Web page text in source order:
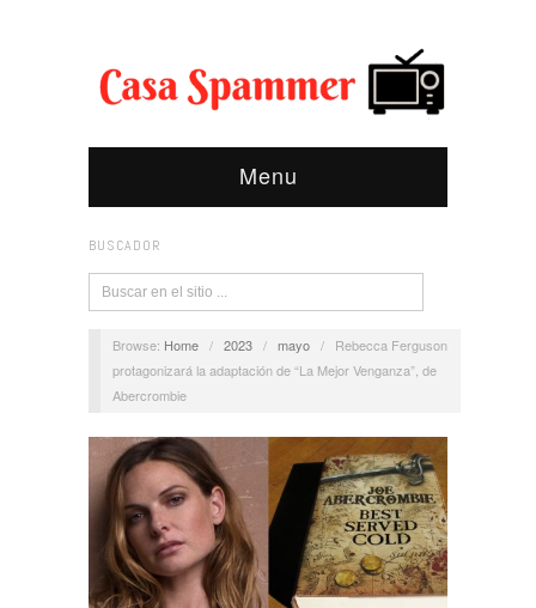
Menu
BUSCADOR
Browse: Home / 2023 / mayo /
Rebecca Ferguson
protagonizará la adaptación de “La Mejor Venganza”, de
Abercrombie